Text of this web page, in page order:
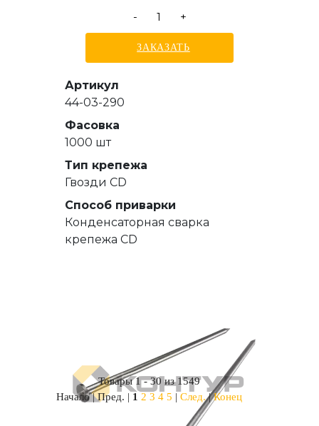
-
+
ЗАКАЗАТЬ
Артикул
44-03-290
Фасовка
1000 шт
Тип крепежа
Гвозди СD
Способ приварки
Конденсаторная сварка
крепежа CD
Товары 1 - 30 из 1549
Начало | Пред. | 1 2 3 4 5 | След.|Конец